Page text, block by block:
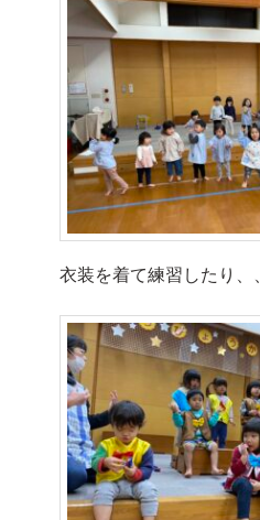
衣装を着て練習したり、